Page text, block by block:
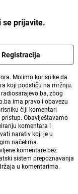
se prijavite.
Registracija
Molimo korisnike da
koji podstiču na mržnju.
zbog
ima pravo i obavezu
čiji komentari
Obaviještavamo
komentara i
narativ koji je u
načelima.
komentare bez
sistem prepoznavanja
u komentarima.